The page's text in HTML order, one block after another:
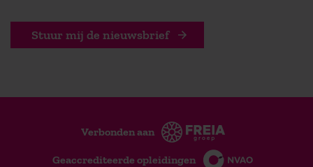
Stuur mij de nieuwsbrief
Verbonden aan
Geaccrediteerde opleidingen